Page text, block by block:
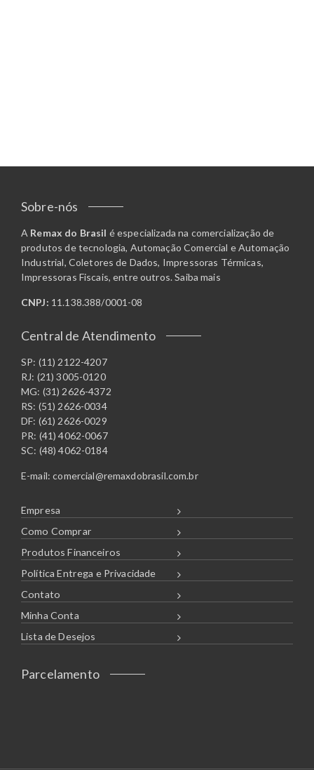
Sobre-nós
A Remax do Brasil é especializada na comercialização de
produtos de tecnologia, Automação Comercial e Automação
Industrial, Coletores de Dados, Impressoras Térmicas,
Impressoras Fiscais, entre outros.Saiba mais
CNPJ: 11.138.388/0001-08
Central de Atendimento
SP: (11) 2122-4207
RJ: (21) 3005-0120
MG: (31) 2626-4372
RS: (51) 2626-0034
DF: (61) 2626-0029
PR: (41) 4062-0067
SC: (48) 4062-0184
E-mail:comercial@remaxdobrasil.com.br
Empresa
Como Comprar
Produtos Financeiros
Política Entrega e Privacidade
Contato
Minha Conta
Lista de Desejos
Parcelamento